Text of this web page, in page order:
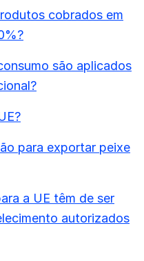
cobrados em
são aplicados
para exportar peixe
a UE têm de ser
autorizados